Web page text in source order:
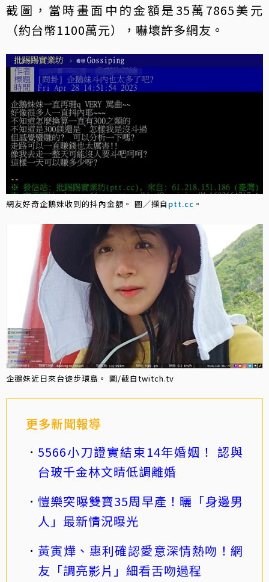
截圖，當時畫面中的金額是35萬7865美元
（約台幣1100萬元），嚇壞許多網友。
網友好奇企鵝妹收到的抖內金額。 圖／擷自 ptt.cc 。
企鵝妹近日來台徒步環島。 圖/截自twitch.tv
更多新聞報導
5566小刀證實結束14年婚姻！ 認與
台玻千金林文晴低調離婚
愷樂突曝雙寶35周早產！曬「身邊男
人」最新情況曝光
黃寅燁、惠利確認愛意深情熱吻！網
友「調亮影片」細看舌吻過程